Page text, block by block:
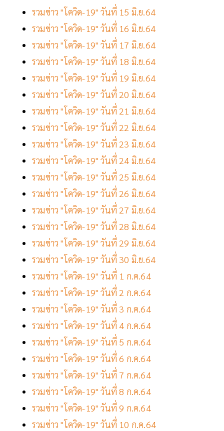
รวมข่าว "โควิด-19" วันที่ 15 มิ.ย.64
รวมข่าว "โควิด-19" วันที่ 16 มิ.ย.64
รวมข่าว "โควิด-19" วันที่ 17 มิ.ย.64
รวมข่าว "โควิด-19" วันที่ 18 มิ.ย.64
รวมข่าว "โควิด-19" วันที่ 19 มิ.ย.64
รวมข่าว "โควิด-19" วันที่ 20 มิ.ย.64
รวมข่าว "โควิด-19" วันที่ 21 มิ.ย.64
รวมข่าว "โควิด-19" วันที่ 22 มิ.ย.64
รวมข่าว "โควิด-19" วันที่ 23 มิ.ย.64
รวมข่าว "โควิด-19" วันที่ 24 มิ.ย.64
รวมข่าว "โควิด-19" วันที่ 25 มิ.ย.64
รวมข่าว "โควิด-19" วันที่ 26 มิ.ย.64
รวมข่าว "โควิด-19" วันที่ 27 มิ.ย.64
รวมข่าว "โควิด-19" วันที่ 28 มิ.ย.64
รวมข่าว "โควิด-19" วันที่ 29 มิ.ย.64
รวมข่าว "โควิด-19" วันที่ 30 มิ.ย.64
รวมข่าว "โควิด-19" วันที่ 1 ก.ค.64
รวมข่าว "โควิด-19" วันที่ 2 ก.ค.64
รวมข่าว "โควิด-19" วันที่ 3 ก.ค.64
รวมข่าว "โควิด-19" วันที่ 4 ก.ค.64
รวมข่าว "โควิด-19" วันที่ 5 ก.ค.64
รวมข่าว "โควิด-19" วันที่ 6 ก.ค.64
รวมข่าว "โควิด-19" วันที่ 7 ก.ค.64
รวมข่าว "โควิด-19" วันที่ 8 ก.ค.64
รวมข่าว "โควิด-19" วันที่ 9 ก.ค.64
รวมข่าว "โควิด-19" วันที่ 10 ก.ค.64